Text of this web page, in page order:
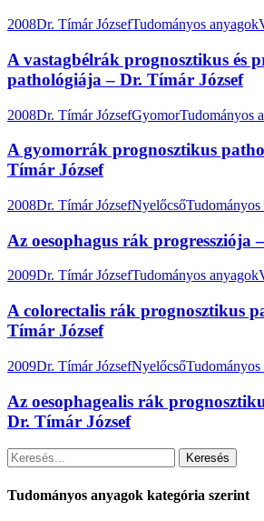
2008Dr. Tímár JózsefTudományos anyagok
A vastagbélrák prognosztikus és
pathológiája – Dr. Tímár József
2008Dr. Tímár JózsefGyomorTudományos
A gyomorrák prognosztikus
Tímár József
2008Dr. Tímár JózsefNyelőcső
Az oesophagus rák progressziója
2009Dr. Tímár JózsefTudományos anyagok
A colorectalis rák prognosztikus
Tímár József
2009Dr. Tímár JózsefNyelőcső
Az oesophagealis rák
Dr. Tímár József
Keresés
Tudományos anyagok kategória szerint